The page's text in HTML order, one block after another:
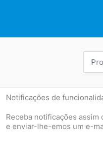
por:
Notificações de
Receba notificações
e enviar-lhe-emos um e-